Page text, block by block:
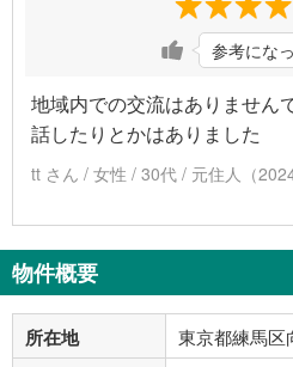
参考にな
地域内での交流はありません
話したりとかはありました
tt さん / 女性 / 30代 / 元住人（
物件概要
所在地 東京都練馬区